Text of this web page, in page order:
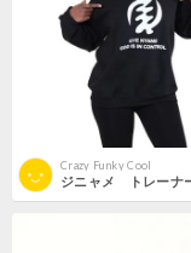
Crazy Funky Cool